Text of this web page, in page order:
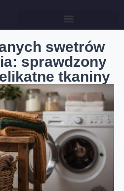
swetrów
sprawdzony
tkaniny